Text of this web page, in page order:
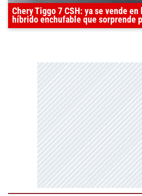
Chery Tiggo 7 CSH: ya se vende
híbrido enchufable que sorprende